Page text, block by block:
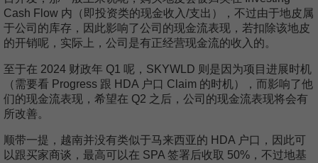
Cash Flow 内（即投资类的现金收入/支出），不过由于地皮属
于公司的库存，因此影响了公司的现金流表现，若扣除该地皮
的开销呢，实际上，公司是有正经营现金流的收入的。
至于在 2024 财政年 Q1 呢，SKYWLD 则是因为项目进展时机
（需要看 Progress 跟 HDA 户口 Claim 的时机），而影响了他
们的现金流表现，希望在 Q2 之后，公司的现金流表现将会有
所改善。
顺带一提，越南并没有类似于马来西亚的 HDA 户口，因此可
以跟买家商谈，最高可以在 SPA 签署后收取 50%，不过地基